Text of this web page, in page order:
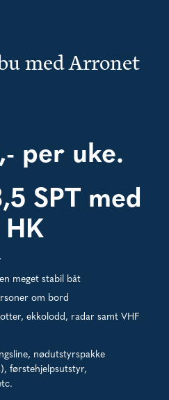
med Arronet
per uke.
SPT med
HK
meget stabil båt
om bord
ekkolodd, radar samt VHF
nødutstyrspakke
førstehjelpsutstyr,